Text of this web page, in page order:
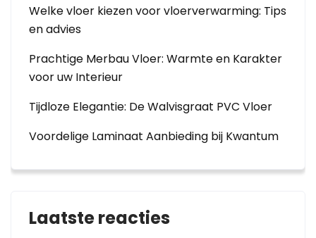
Welke vloer kiezen voor vloerverwarming: Tips
en advies
Prachtige Merbau Vloer: Warmte en Karakter
voor uw Interieur
Tijdloze Elegantie: De Walvisgraat PVC Vloer
Voordelige Laminaat Aanbieding bij Kwantum
Laatste reacties